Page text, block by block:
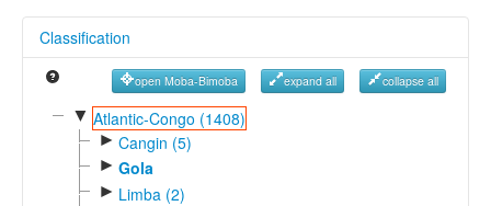
References
Reference Search
GlottoScope
Classification
open Moba-Bimoba expand all collapse all
▼ Atlantic-Congo (1408)
► Cangin (5)
► Gola
► Limba (2)